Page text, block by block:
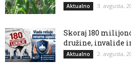
Aktualno 3. avgusta,
Skoraj 180
družine, invalide
Aktualno 2. avgusta,